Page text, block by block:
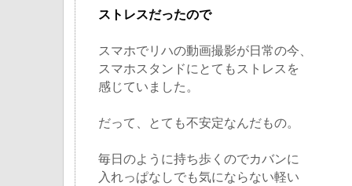
ストレスだったので
スマホでリハの動画撮影が日常の今、
スマホスタンドにとてもストレスを
感じていました。
だって、とても不安定なんだもの。
毎日のように持ち歩くのでカバンに
入れっぱなしでも気にならない軽い